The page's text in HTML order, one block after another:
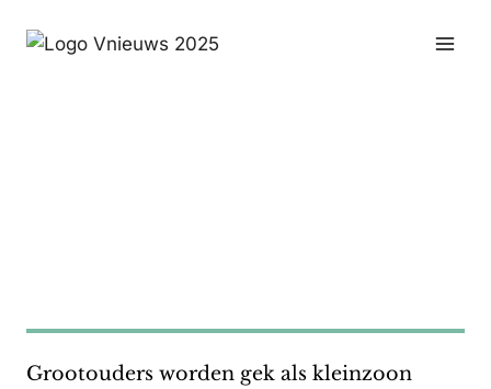
naar
Grootouders worden gek als kleinzoon